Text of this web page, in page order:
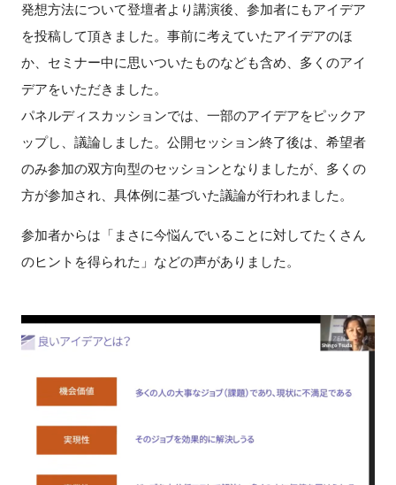
発想方法について登壇者より講演後、参加者にもアイデア
を投稿して頂きました。事前に考えていたアイデアのほ
か、セミナー中に思いついたものなども含め、多くのアイ
デアをいただきました。
パネルディスカッションでは、一部のアイデアをピックア
ップし、議論しました。公開セッション終了後は、希望者
のみ参加の双方向型のセッションとなりましたが、多くの
方が参加され、具体例に基づいた議論が行われました。
参加者からは「まさに今悩んでいることに対してたくさん
のヒントを得られた」などの声がありました。